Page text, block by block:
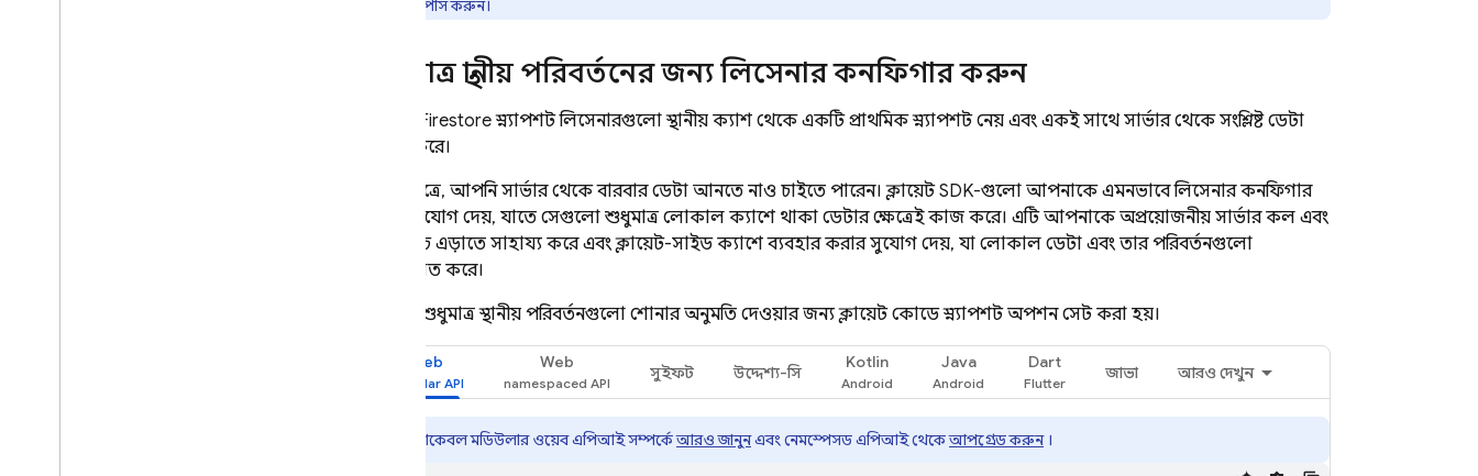
কলব্যাক পাস করুন।
শুধুমাত্র স্থানীয় পরিবর্তনের জন্য লিসেনার কনফিগার করুন
Cloud Firestoreস্ন্যাপশট লিসেনারগুলো স্থানীয় ক্যাশ থেকে একটি প্রাথমিক স্ন্যাপশট নেয় এবং একই সাথে সার্ভার থেকে সংশ্লিষ্ট ডেটা
সংগ্রহ করে।
কিছু ক্ষেত্রে, আপনি সার্ভার থেকে বারবার ডেটা আনতে নাও চাইতে পারেন। ক্লায়েন্ট SDK-গুলো আপনাকে এমনভাবে লিসেনার কনফিগার
করার সুযোগ দেয়, যাতে সেগুলো শুধুমাত্র লোকাল ক্যাশে থাকা ডেটার ক্ষেত্রেই কাজ করে। এটি আপনাকে অপ্রয়োজনীয় সার্ভার কল এবং
তার খরচ এড়াতে সাহায্য করে এবং ক্লায়েন্ট-সাইড ক্যাশে ব্যবহার করার সুযোগ দেয়, যা লোকাল ডেটা এবং তার পরিবর্তনগুলো
প্রতিফলিত করে।
এখানে, শুধুমাত্র স্থানীয় পরিবর্তনগুলো শোনার অনুমতি দেওয়ার জন্য ক্লায়েন্ট কোডে স্ন্যাপশট অপশন সেট করা হয়।
Web Web
সুইফট উদ্দেশ্য-সি
Kotlin Java Dart
জাভা আরও দেখুন
ট্রি-শেকেবল মডিউলার ওয়েব এপিআই সম্পর্কেআরও জানুনএবং নেমস্পেসড এপিআই থেকেআপগ্রেড করুন।